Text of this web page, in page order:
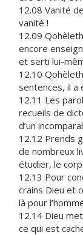
12.08 Vanité
vanité !
12.09
encore
et serti lui-
12.10
sentences, il
12.11 Les
recueils de
d’un
12.12 Prends
de nombreux
étudier, le
12.13 Pour
crains Dieu et
là pour
12.14 Dieu
ce qui est